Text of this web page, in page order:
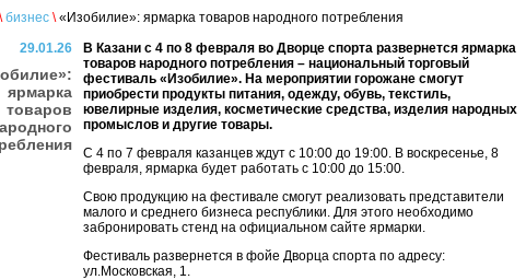
\ бизнес \«Изобилие»: ярмарка товаров народного потребления
29.01.26
ярмарка
товаров
В Казани с 4 по 8 февраля во Дворце спорта развернется ярмарка
товаров народного потребления – национальный торговый
фестиваль «Изобилие». На мероприятии горожане смогут
приобрести продукты питания, одежду, обувь, текстиль,
ювелирные изделия, косметические средства, изделия народных
промыслов и другие товары.
С 4 по 7 февраля казанцев ждут с 10:00 до 19:00. В воскресенье, 8
февраля, ярмарка будет работать с 10:00 до 15:00.
Свою продукцию на фестивале смогут реализовать представители
малого и среднего бизнеса республики. Для этого необходимо
забронировать стенд на официальном сайте ярмарки.
Фестиваль развернется в фойе Дворца спорта по адресу:
ул.Московская, 1.